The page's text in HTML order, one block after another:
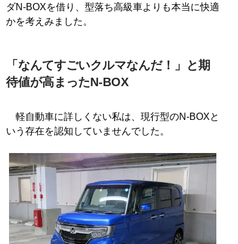
ダN-BOXを借り、型落ち高級車よりも本当に快適
かを考えみました。
「なんてすごいクルマなんだ！」と期
待値が高まったN-BOX
軽自動車に詳しくない私は、現行型のN-BOXと
いう存在を認知していませんでした。